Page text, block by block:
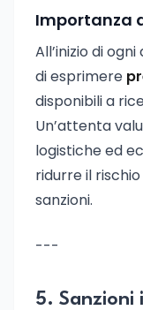
Importanza
All’inizio di
di esprimere
disponibili a
Un’attenta
logistiche ed
ridurre il
sanzioni.
---
5. Sanzioni